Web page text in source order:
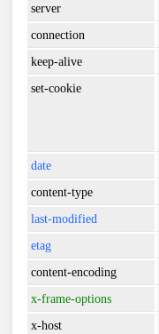
server
connection
keep-alive
set-cookie
date
content-type
last-modified
etag
content-encoding
x-frame-options
x-host